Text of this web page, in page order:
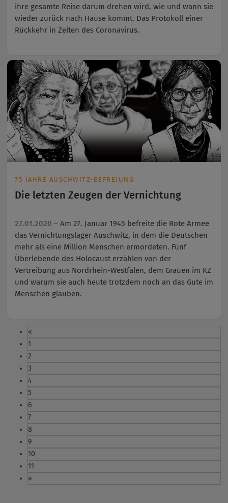
ihre gesamte Reise darum drehen wird, wie und wann sie
wieder zurück nach Hause kommt. Das Protokoll einer
Rückkehr in Zeiten des Coronavirus.
75 JAHRE AUSCHWITZ-BEFREIUNG
Die letzten Zeugen der Vernichtung
27.01.2020 – Am 27. Januar 1945 befreite die Rote Armee
das Vernichtungslager Auschwitz, in dem die Deutschen
mehr als eine Million Menschen ermordeten. Fünf
Überlebende des Holocaust erzählen von der
Vertreibung aus Nordrhein-Westfalen, dem Grauen im KZ
und warum sie auch heute trotzdem noch an das Gute im
Menschen glauben.
«
1
2
3
4
5
6
7
8
9
10
11
»